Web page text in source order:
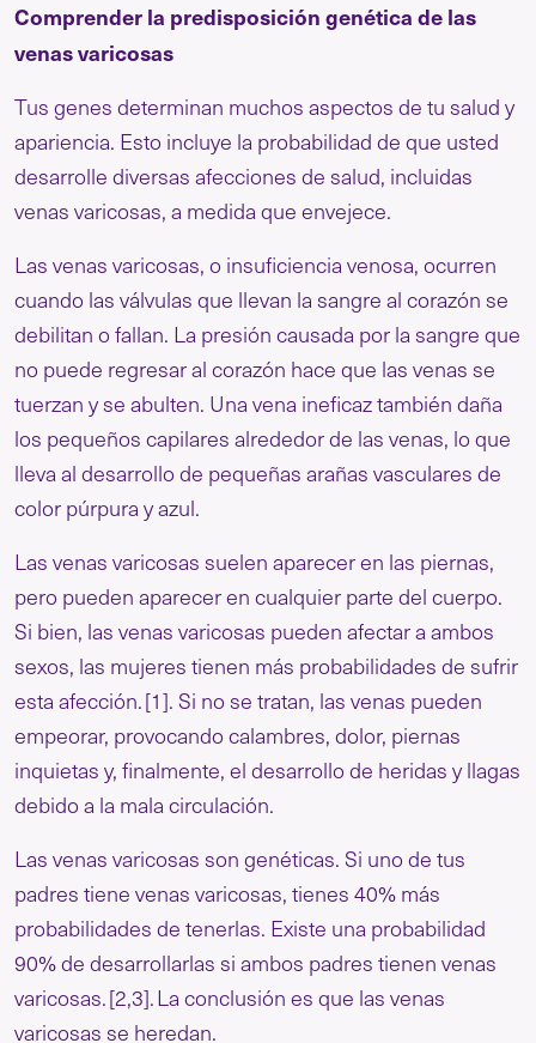
Comprender la predisposición genética de las
venas varicosas
Tus genes determinan muchos aspectos de tu salud y
apariencia. Esto incluye la probabilidad de que usted
desarrolle diversas afecciones de salud, incluidas
venas varicosas, a medida que envejece.
Las venas varicosas, o insuficiencia venosa, ocurren
cuando las válvulas que llevan la sangre al corazón se
debilitan o fallan. La presión causada por la sangre que
no puede regresar al corazón hace que las venas se
tuerzan y se abulten. Una vena ineficaz también daña
los pequeños capilares alrededor de las venas, lo que
lleva al desarrollo de pequeñas arañas vasculares de
color púrpura y azul.
Las venas varicosas suelen aparecer en las piernas,
pero pueden aparecer en cualquier parte del cuerpo.
Si bien, las venas varicosas pueden afectar a ambos
sexos, las mujeres tienen más probabilidades de sufrir
esta afección.[1]. Si no se tratan, las venas pueden
empeorar, provocando calambres, dolor, piernas
inquietas y, finalmente, el desarrollo de heridas y llagas
debido a la mala circulación.
Las venas varicosas son genéticas. Si uno de tus
padres tiene venas varicosas, tienes 40% más
probabilidades de tenerlas. Existe una probabilidad
90% de desarrollarlas si ambos padres tienen venas
varicosas.[2,3].La conclusión es que las venas
varicosas se heredan.